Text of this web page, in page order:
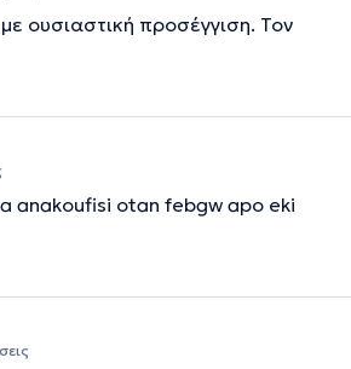
ουσιαστική προσέγγιση. Τον
anakoufisi otan febgw apo eki